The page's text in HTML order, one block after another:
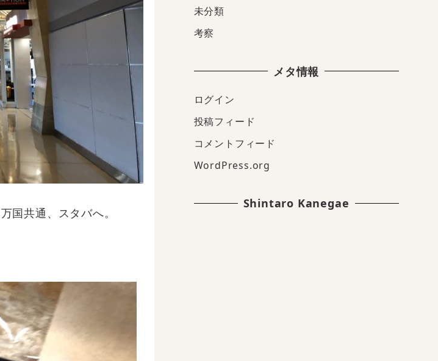
国共通、スタバへ。
未分類
考察
メタ情報
ログイン
投稿フィード
コメントフィード
WordPress.org
Shintaro Kanegae